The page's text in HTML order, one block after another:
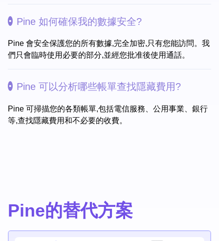
Pine 如何確保我的數據安全?
Pine 會安全保護您的所有數據,完全加密,只有您能訪問。我
們只會臨時使用必要的部分,並經您批准後使用通話。
Pine 可以分析哪些帳單查找隱藏費用?
Pine 可掃描您的各類帳單,包括電信服務、公用事業、銀行
等,查找隱藏費用和不必要的收費。
Pine的替代方案